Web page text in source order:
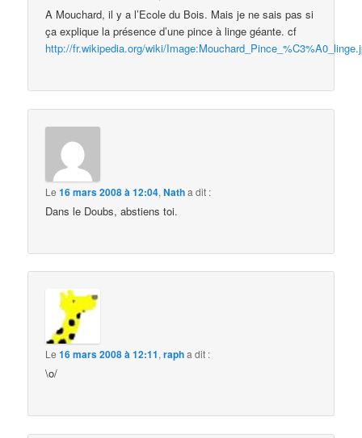
A Mouchard, il y a l’Ecole du Bois. Mais je ne sais pas si
ça explique la présence d’une pince à linge géante. cf
http://fr.wikipedia.org/wiki/
Le16 mars 2008 à 12:04,Natha dit :
Dans le Doubs, abstiens toi.
Le16 mars 2008 à 12:11,rapha dit :
\o/